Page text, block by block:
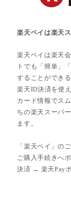
楽天ペイは楽天
楽天ペイは楽天
トでも「簡単」
することができ
楽天ID決済を使
カード情報でス
ちの楽天スーパ
ます。
「楽天ペイ」の
ご購入手続きへ
決済 → 楽天Pay